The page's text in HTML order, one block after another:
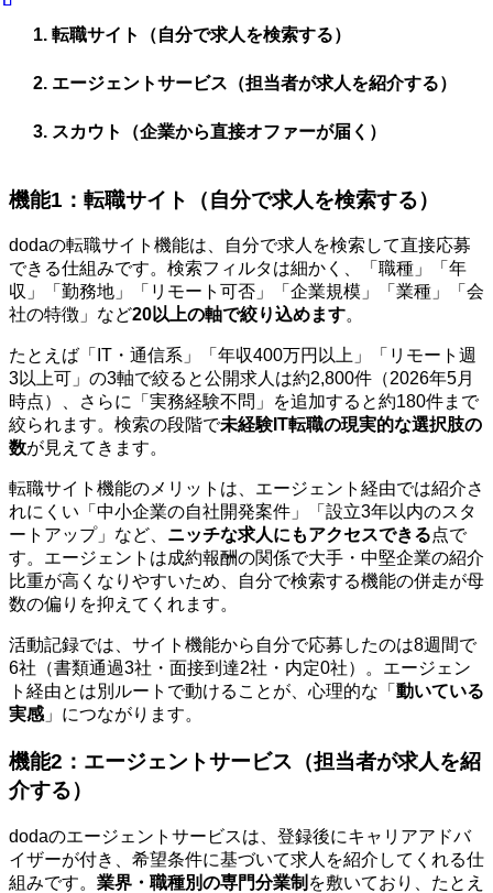
転職サイト（自分で求人を検索する）
エージェントサービス（担当者が求人を紹介する）
スカウト（企業から直接オファーが届く）
機能1：転職サイト（自分で求人を検索する）
dodaの転職サイト機能は、自分で求人を検索して直接応募
できる仕組みです。検索フィルタは細かく、「職種」「年
収」「勤務地」「リモート可否」「企業規模」「業種」「会
社の特徴」など20以上の軸で絞り込めます。
たとえば「IT・通信系」「年収400万円以上」「リモート週
3以上可」の3軸で絞ると公開求人は約2,800件（2026年5月
時点）、さらに「実務経験不問」を追加すると約180件まで
絞られます。検索の段階で未経験IT転職の現実的な選択肢の
数が見えてきます。
転職サイト機能のメリットは、エージェント経由では紹介さ
れにくい「中小企業の自社開発案件」「設立3年以内のスタ
ートアップ」など、 ニッチな求人にもアクセスできる点で
す。エージェントは成約報酬の関係で大手・中堅企業の紹介
比重が高くなりやすいため、自分で検索する機能の併走が母
数の偏りを抑えてくれます。
活動記録では、サイト機能から自分で応募したのは8週間で
6社（書類通過3社・面接到達2社・内定0社）。エージェン
ト経由とは別ルートで動けることが、心理的な「 動いている
実感 」につながります。
機能2：エージェントサービス（担当者が求人を紹
介する）
dodaのエージェントサービスは、登録後にキャリアアドバ
イザーが付き、希望条件に基づいて求人を紹介してくれる仕
組みです。 業界・職種別の専門分業制 を敷いており、たとえ